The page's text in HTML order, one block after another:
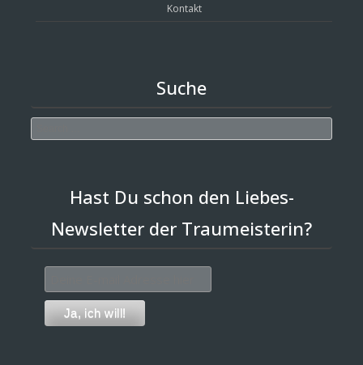
Kontakt
Suche
Hast Du schon den Liebes-
Newsletter der Traumeisterin?